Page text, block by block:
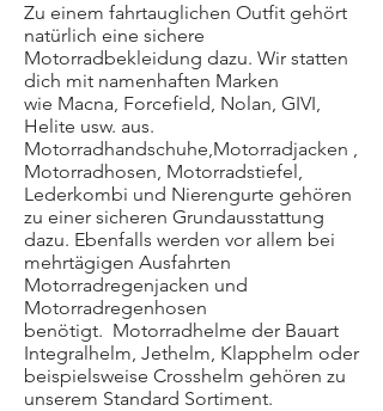
Zu einem fahrtauglichen Outfit gehört
natürlich eine sichere
Motorradbekleidung dazu. Wir statten
dich mit namenhaften Marken
wie Macna, Forcefield, Nolan, GIVI,
Helite usw. aus.
Motorradhandschuhe,Motorradjacken ,
Motorradhosen, Motorradstiefel,
Lederkombi und Nierengurte gehören
zu einer sicheren Grundausstattung
dazu. Ebenfalls werden vor allem bei
mehrtägigen Ausfahrten
Motorradregenjacken und
Motorradregenhosen
benötigt. Motorradhelme der Bauart
Integralhelm, Jethelm, Klapphelm oder
beispielsweise Crosshelm gehören zu
unserem Standard Sortiment.